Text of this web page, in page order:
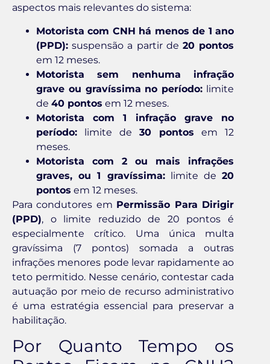
aspectos mais relevantes do sistema:
Motorista com CNH há menos de 1 ano
(PPD): suspensão a partir de 20 pontos
em 12 meses.
Motorista sem nenhuma infração
grave ou gravíssima no período: limite
de 40 pontos em 12 meses.
Motorista com 1 infração grave no
período: limite de 30 pontos em 12
meses.
Motorista com 2 ou mais infrações
graves, ou 1 gravíssima:limite de 20
pontos em 12 meses.
Para condutores em Permissão Para Dirigir
(PPD), o limite reduzido de 20 pontos é
especialmente crítico. Uma única multa
gravíssima (7 pontos) somada a outras
infrações menores pode levar rapidamente ao
teto permitido. Nesse cenário, contestar cada
autuação por meio de recurso administrativo
é uma estratégia essencial para preservar a
habilitação.
Por Quanto Tempo os